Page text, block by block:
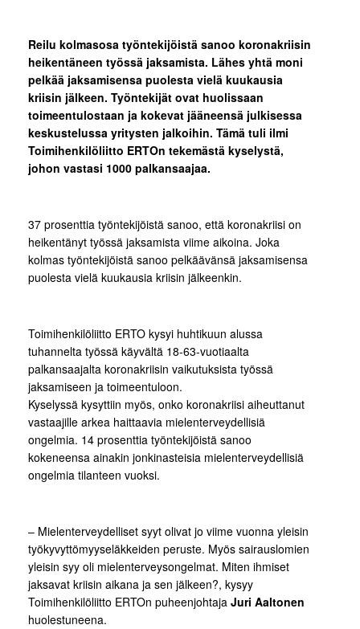
Reilu kolmasosa työntekijöistä sanoo koronakriisin
heikentäneen työssä jaksamista. Lähes yhtä moni
pelkää jaksamisensa puolesta vielä kuukausia
kriisin jälkeen. Työntekijät ovat huolissaan
toimeentulostaan ja kokevat jääneensä julkisessa
keskustelussa yritysten jalkoihin. Tämä tuli ilmi
Toimihenkilöliitto ERTOn tekemästä kyselystä,
johon vastasi 1000 palkansaajaa.
37 prosenttia työntekijöistä sanoo, että koronakriisi on
heikentänyt työssä jaksamista viime aikoina. Joka
kolmas työntekijöistä sanoo pelkäävänsä jaksamisensa
puolesta vielä kuukausia kriisin jälkeenkin.
Toimihenkilöliitto ERTO kysyi huhtikuun alussa
tuhannelta työssä käyvältä 18-63-vuotiaalta
palkansaajalta koronakriisin vaikutuksista työssä
jaksamiseen ja toimeentuloon.
Kyselyssä kysyttiin myös, onko koronakriisi aiheuttanut
vastaajille arkea haittaavia mielenterveydellisiä
ongelmia. 14 prosenttia työntekijöistä sanoo
kokeneensa ainakin jonkinasteisia mielenterveydellisiä
ongelmia tilanteen vuoksi.
– Mielenterveydelliset syyt olivat jo viime vuonna yleisin
työkyvyttömyyseläkkeiden peruste. Myös sairauslomien
yleisin syy oli mielenterveysongelmat. Miten ihmiset
jaksavat kriisin aikana ja sen jälkeen?, kysyy
Toimihenkilöliitto ERTOn puheenjohtaja Juri Aaltonen
huolestuneena.